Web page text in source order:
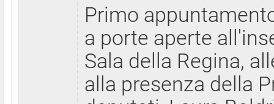
Primo
a porte aperte
Sala della Regina,
alla presenza della